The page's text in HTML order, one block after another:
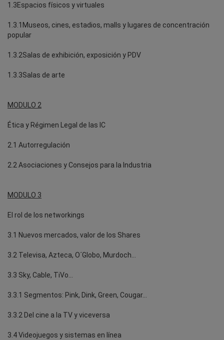
1.3Espacios físicos y virtuales
1.3.1Museos, cines, estadios, malls y lugares de concentración
popular
1.3.2Salas de exhibición, exposición y PDV
1.3.3Salas de arte
MODULO 2
Ética y Régimen Legal de las IC
2.1 Autorregulación
2.2 Asociaciones y Consejos para la Industria
MODULO 3
El rol de los networkings
3.1 Nuevos mercados, valor de los Shares
3.2 Televisa, Azteca, O´Globo, Murdoch…
3.3 Sky, Cable, TiVo…
3.3.1 Segmentos: Pink, Dink, Green, Cougar…
3.3.2 Del cine a la TV y viceversa
3.4 Videojuegos y sistemas en línea